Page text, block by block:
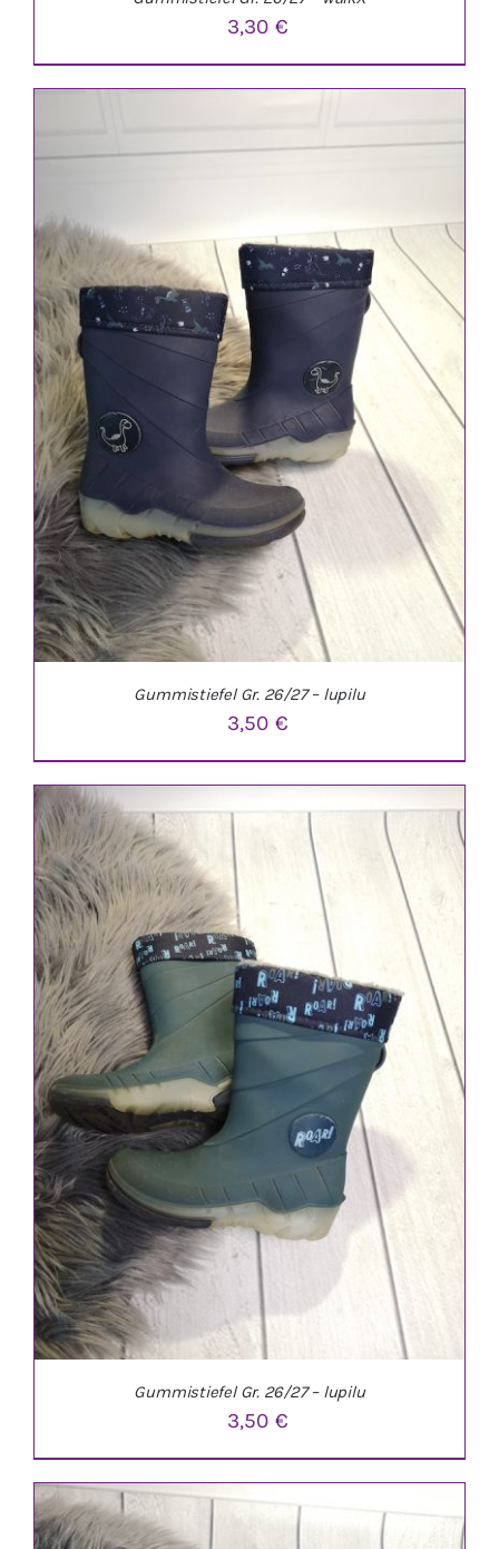
IN DEN WARENKORB / DETAILS
3,30€
IN DEN WARENKORB DETAILS
Gummistiefel Gr. 26/27 – lupilu
3,50€
Gummistiefel Gr. 26/27 – lupilu
3,50€